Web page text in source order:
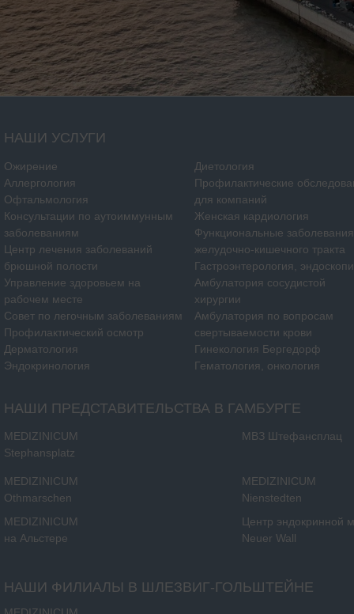
НАШИ УСЛУГИ
Ожирение
Аллергология
Офтальмология
Консультации по аутоиммунным
заболеваниям
Центр лечения заболеваний
брюшной полости
Управление здоровьем на
рабочем месте
Совет по легочным заболеваниям
Профилактический осмотр
Дерматология
Эндокринология
Диетология
Профилактические
для компаний
Женская кардиология
Функциональные заболевания
желудочно-кишечного тракта
Гастроэнтерология,
Амбулатория сосудистой
хирургии
Амбулатория по вопросам
свертываемости крови
Гинекология Бергедорф
Гематология, онкология
НАШИ ПРЕДСТАВИТЕЛЬСТВА В ГАМБУРГЕ
MEDIZINICUM
Stephansplatz
МВЗ Штефансплац
MEDIZINICUM
Othmarschen
MEDIZINICUM
Nienstedten
MEDIZINICUM
на Альстере
Центр эндокринной
Neuer Wall
НАШИ ФИЛИАЛЫ В ШЛЕЗВИГ-ГОЛЬШТЕЙНЕ